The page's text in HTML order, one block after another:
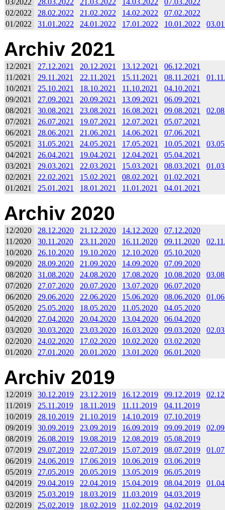
03/2022 28.03.2022 21.03.2022 14.03.2022
07.03.2022
02/2022
28.02.2022 21.02.2022 14.02.2022
07.02.2022
01/2022
31.01.2022 24.01.2022 17.01.2022 10.01.2022
Archiv 2021
12/2021 27.12.2021 20.12.2021 13.12.2021
06.12.2021
11/2021
29.11.2021 22.11.2021 15.11.2021 08.11.2021
10/2021
25.10.2021 18.10.2021 11.10.2021
04.10.2021
09/2021
27.09.2021 20.09.2021 13.09.2021
06.09.2021
08/2021
30.08.2021 23.08.2021 16.08.2021 09.08.2021
07/2021
26.07.2021 19.07.2021 12.07.2021
05.07.2021
06/2021
28.06.2021 21.06.2021 14.06.2021
07.06.2021
05/2021
31.05.2021 24.05.2021 17.05.2021 10.05.2021
04/2021
26.04.2021 19.04.2021 12.04.2021
05.04.2021
03/2021
29.03.2021 22.03.2021 15.03.2021 08.03.2021
02/2021
22.02.2021 15.02.2021 08.02.2021
01.02.2021
01/2021
25.01.2021 18.01.2021 11.01.2021 04.01.2021
Archiv 2020
12/2020 28.12.2020 21.12.2020 14.12.2020
07.12.2020
11/2020
30.11.2020 23.11.2020 16.11.2020 09.11.2020
10/2020
26.10.2020 19.10.2020 12.10.2020
05.10.2020
09/2020
28.09.2020 21.09.2020 14.09.2020
07.09.2020
08/2020
31.08.2020 24.08.2020 17.08.2020 10.08.2020
07/2020
27.07.2020 20.07.2020 13.07.2020
06.07.2020
06/2020
29.06.2020 22.06.2020 15.06.2020 08.06.2020
05/2020
25.05.2020 18.05.2020 11.05.2020
04.05.2020
04/2020
27.04.2020 20.04.2020 13.04.2020
06.04.2020
03/2020
30.03.2020 23.03.2020 16.03.2020 09.03.2020
02/2020
24.02.2020 17.02.2020 10.02.2020
03.02.2020
01/2020
27.01.2020 20.01.2020 13.01.2020 06.01.2020
Archiv 2019
12/2019 30.12.2019 23.12.2019 16.12.2019 09.12.2019
11/2019
25.11.2019 18.11.2019 11.11.2019
04.11.2019
10/2019
28.10.2019 21.10.2019 14.10.2019
07.10.2019
09/2019
30.09.2019 23.09.2019 16.09.2019 09.09.2019
08/2019
26.08.2019 19.08.2019 12.08.2019
05.08.2019
07/2019
29.07.2019 22.07.2019 15.07.2019 08.07.2019
06/2019
24.06.2019 17.06.2019 10.06.2019
03.06.2019
05/2019
27.05.2019 20.05.2019 13.05.2019
06.05.2019
04/2019
29.04.2019 22.04.2019 15.04.2019 08.04.2019
03/2019
25.03.2019 18.03.2019 11.03.2019
04.03.2019
02/2019
25.02.2019 18.02.2019 11.02.2019
04.02.2019